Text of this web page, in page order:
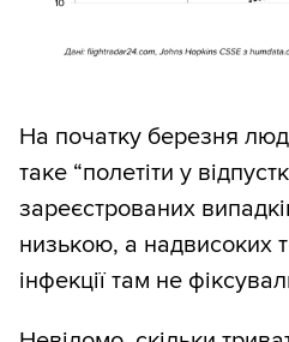
На початку березня
таке “полетіти у
зареєстрованих
низькою, а надвисоких
інфекції там не